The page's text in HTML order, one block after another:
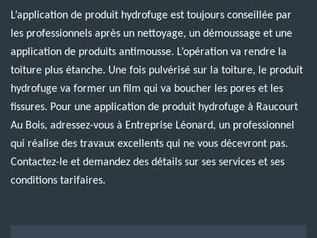
L’application de produit hydrofuge est toujours conseillée par
les professionnels après un nettoyage, un démoussage et une
application de produits antimousse. L’opération va rendre la
toiture plus étanche. Une fois pulvérisé sur la toiture, le produit
hydrofuge va former un film qui va boucher les pores et les
fissures. Pour une application de produit hydrofuge à Raucourt
Au Bois, adressez-vous à Entreprise Léonard, un professionnel
qui réalise des travaux excellents qui ne vous décevront pas.
Contactez-le et demandez des détails sur ses services et ses
conditions tarifaires.